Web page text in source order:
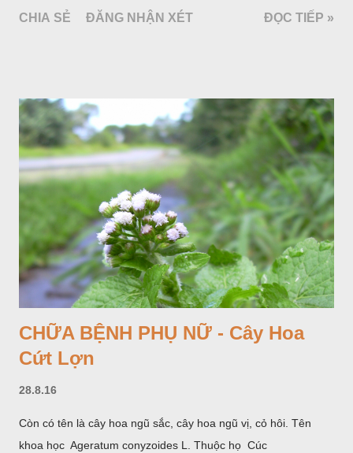
Araceae. Còn cây vạn niên thanh giới thiệu ở đây thuộc họ
CHIA SẺ ĐĂNG NHẬN XÉT ĐỌC TIẾP »
CHỮA BỆNH PHỤ NỮ - Cây Hoa
Cứt Lợn
28.8.16
Còn có tên là cây hoa ngũ sắc, cây hoa ngũ vị, cỏ hôi. Tên
khoa học Ageratum conyzoides L. Thuộc họ Cúc